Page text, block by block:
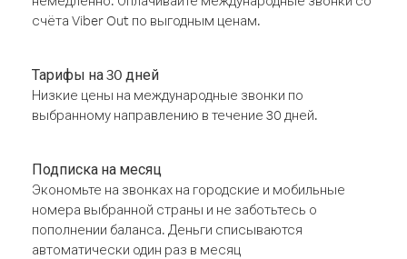
счёта Viber Out по выгодным ценам.
Тарифы на 30 дней
Низкие цены на международные звонки по
выбранному направлению в течение 30 дней.
Подписка на месяц
Экономьте на звонках на городские и мобильные
номера выбранной страны и не заботьтесь о
пополнении баланса. Деньги списываются
автоматически один раз в месяц